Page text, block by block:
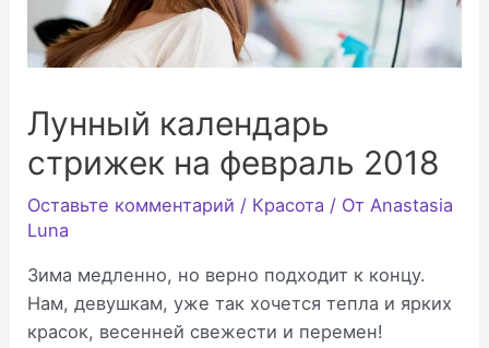
Лунный календарь
стрижек на февраль 2018
Оставьте комментарий / Красота / От Anastasia
Luna
Зима медленно, но верно подходит к концу.
Нам, девушкам, уже так хочется тепла и ярких
красок, весенней свежести и перемен!